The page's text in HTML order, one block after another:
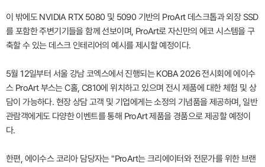
이 밖에도 NVIDIA RTX 5080 및 5090 기반의 ProArt 데스크톱과 외장 SSD
를 포함한 주변기기들을 함께 선보이며, ProArt로 자신만의 에코 시스템을 구
축할 수 있는 데스크 인테리어의 예시를 제시할 예정이다.
5월 12일부터 서울 강남 코엑스에서 진행되는 KOBA 2026 전시회에 에이수
스 ProArt 부스는 C홀, C810에 위치하고 있으며 전시 제품에 대한 체험 및 상
담이 가능하다. 현장 상담 고객 및 기업에게는 소정의 기념품을 제공하며, 일반
관람객에게도 다양한 이벤트를 통해 ProArt 제품을 경품으로 제공할 예정이
다.
한편, 에이수스 코리아 담당자는 "ProArt는 크리에이터와 전문가를 위한 브랜